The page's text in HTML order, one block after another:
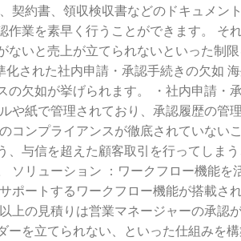
約書、領収検収書などのドキュメン
業を素早く行うことができます。 そ
いと売上が立てられないといった制限
された社内申請・承認手続きの欠如
の欠如が挙げられます。 ・社内申請・
や紙で管理されており、承認履歴の管
コンプライアンスが徹底されていない
与信を超えた顧客取引を行ってしまう
ソリューション ：ワークフロー機能を
ポートするワークフロー機能が搭載さ
上の見積りは営業マネージャーの承認
ーを立てられない、といった仕組みを